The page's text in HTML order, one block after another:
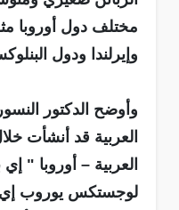
مختلف دول أوروبا
وإيرلندا ودول
وأوضح الدكتور
العربية – أوروبا "
لوجستكس يوروب